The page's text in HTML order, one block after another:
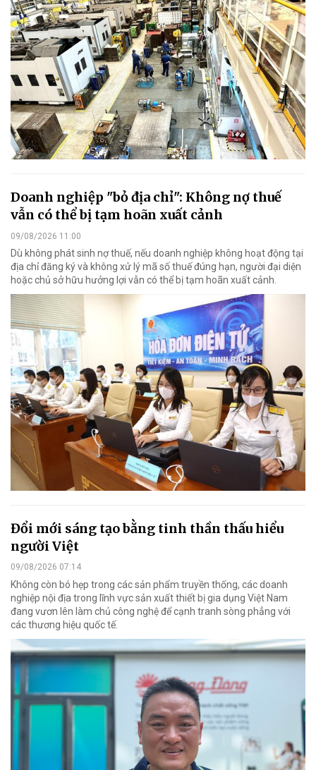
Doanh nghiệp "bỏ địa chỉ": Không nợ thuế
vẫn có thể bị tạm hoãn xuất cảnh
09/08/2026 11:00
Dù không phát sinh nợ thuế, nếu doanh nghiệp không hoạt động tại
địa chỉ đăng ký và không xử lý mã số thuế đúng hạn, người đại diện
hoặc chủ sở hữu hưởng lợi vẫn có thể bị tạm hoãn xuất cảnh.
Đổi mới sáng tạo bằng tinh thần thấu hiểu
người Việt
09/08/2026 07:14
Không còn bó hẹp trong các sản phẩm truyền thống, các doanh
nghiệp nội địa trong lĩnh vực sản xuất thiết bị gia dụng Việt Nam
đang vươn lên làm chủ công nghệ để cạnh tranh sòng phẳng với
các thương hiệu quốc tế.